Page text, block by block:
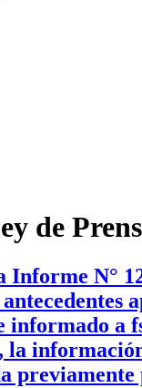
de
Informe N°
informado a
la
previamente